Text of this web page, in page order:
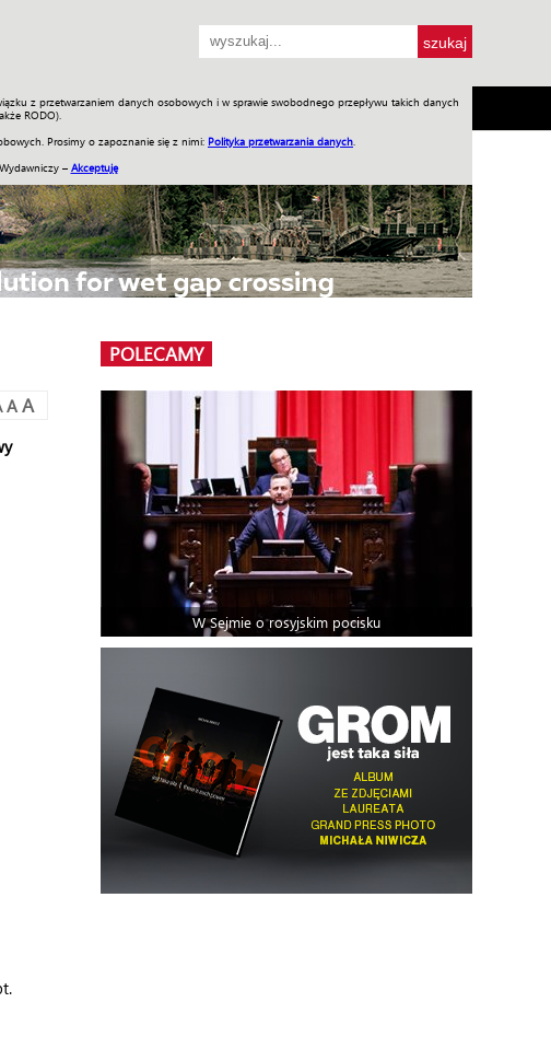
z przetwarzaniem danych osobowych i w sprawie swobodnego przepływu takich danych
RODO).
Prosimy o zapoznanie się z nimi: Polityka przetwarzania danych
– Akceptuję
ENGLISH SKLEP Jednodniówki Praca w WIW
A A
POLECAMY
W Sejmie o rosyjskim pocisku